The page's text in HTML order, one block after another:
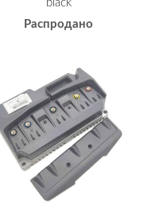
Распродано